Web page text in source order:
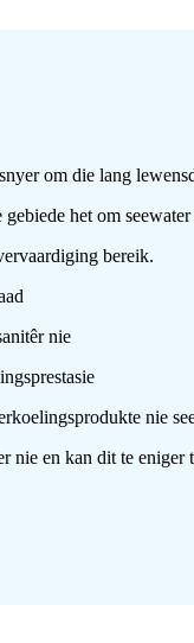
om die lang
het om
bereik.
nie
nie
nie en kan dit te eniger